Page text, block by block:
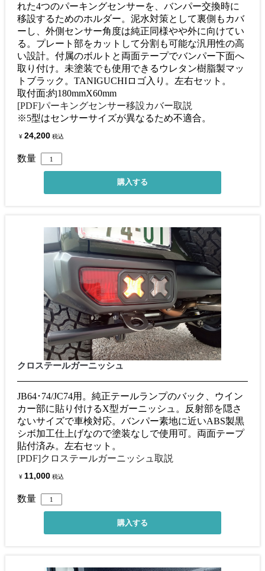
れた4つのパーキングセンサーを、バンパー交換時に
移設するためのホルダー。泥水対策として裏側もカバ
ーし、外側センサー角度は純正同様やや外に向けてい
る。プレート部をカットして分割も可能な汎用性の高
い設計。付属のボルトと両面テープでバンパー下面へ
取り付け。未塗装でも使用できるウレタン樹脂製マッ
トブラック。TANIGUCHIロゴ入り。左右セット。
取付面:約180mmX60mm
[PDF]パーキングセンサー移設カバー取説
※5型はセンサーサイズが異なるため不適合。
¥ 24,200 税込
数量
クロステールガーニッシュ
JB64･74/JC74用。純正テールランプのバック、ウイン
カー部に貼り付けるX型ガーニッシュ。反射部を隠さ
ないサイズで車検対応。バンパー素地に近いABS製黒
シボ加工仕上げなので塗装なしで使用可。両面テープ
貼付済み。左右セット。
[PDF]クロステールガーニッシュ取説
¥ 11,000 税込
数量